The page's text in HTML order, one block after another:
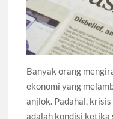
Banyak orang
ekonomi yang
anjlok. Padahal,
adalah kondisi ketika